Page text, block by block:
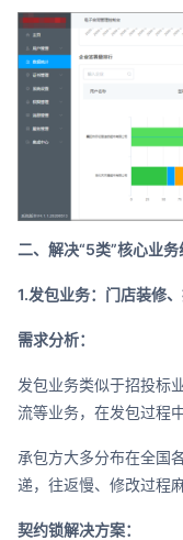
二、解决“5类”核心业
1.发包业务：门店装修
需求分析：
发包业务类似于招投标
流等业务，在发包过程
承包方大多分布在全国
递，往返慢、修改过程
契约锁解决方案：